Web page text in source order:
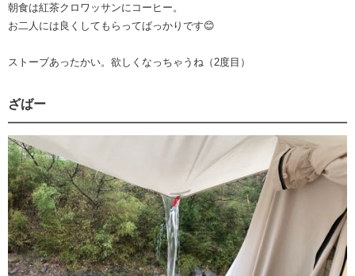
朝食は紅茶クロワッサンにコーヒー。
お二人には良くしてもらってばっかりです😊
ストーブあったかい。欲しくなっちゃうね（2度目）
ざばー